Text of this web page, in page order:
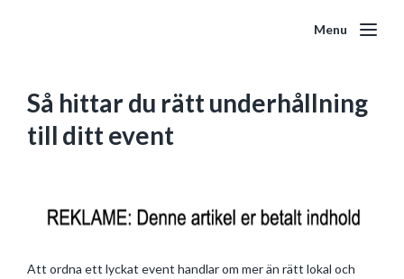
Menu
Så hittar du rätt underhållning
till ditt event
Att ordna ett lyckat event handlar om mer än rätt lokal och